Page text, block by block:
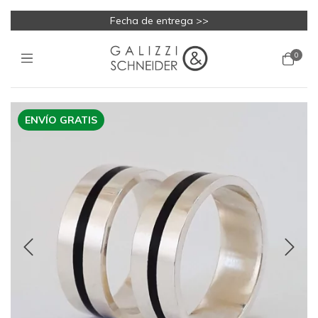
Fecha de entrega >>
0
ENVÍO GRATIS